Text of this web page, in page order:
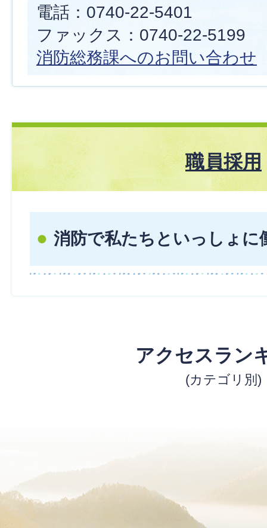
電話：0740-22-5401
ファックス：0740-22-5199
消防総務課へのお問い合わせ
職員採用
消防で私たちといっしょに
アクセスラン
(カテゴリ別)